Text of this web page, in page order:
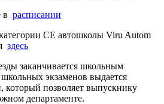
в расписании
СЕ автошколы Viru Autom
здесь
заканчивается школьным
экзаменов выдается
который позволяет выпускнику
департаменте.